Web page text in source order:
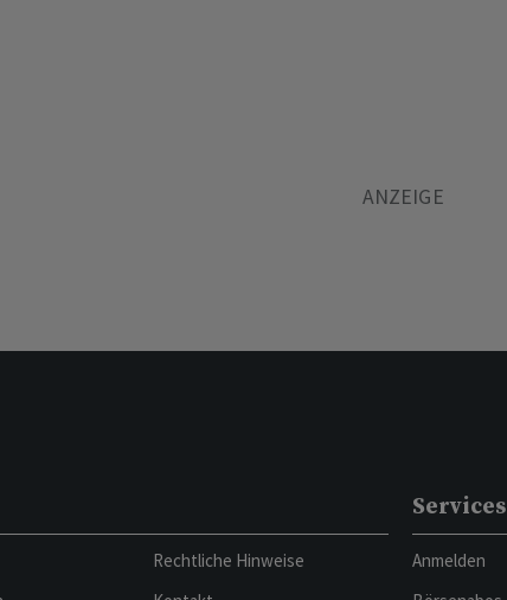
Rechtliche Hinweise
Services
Anmelden